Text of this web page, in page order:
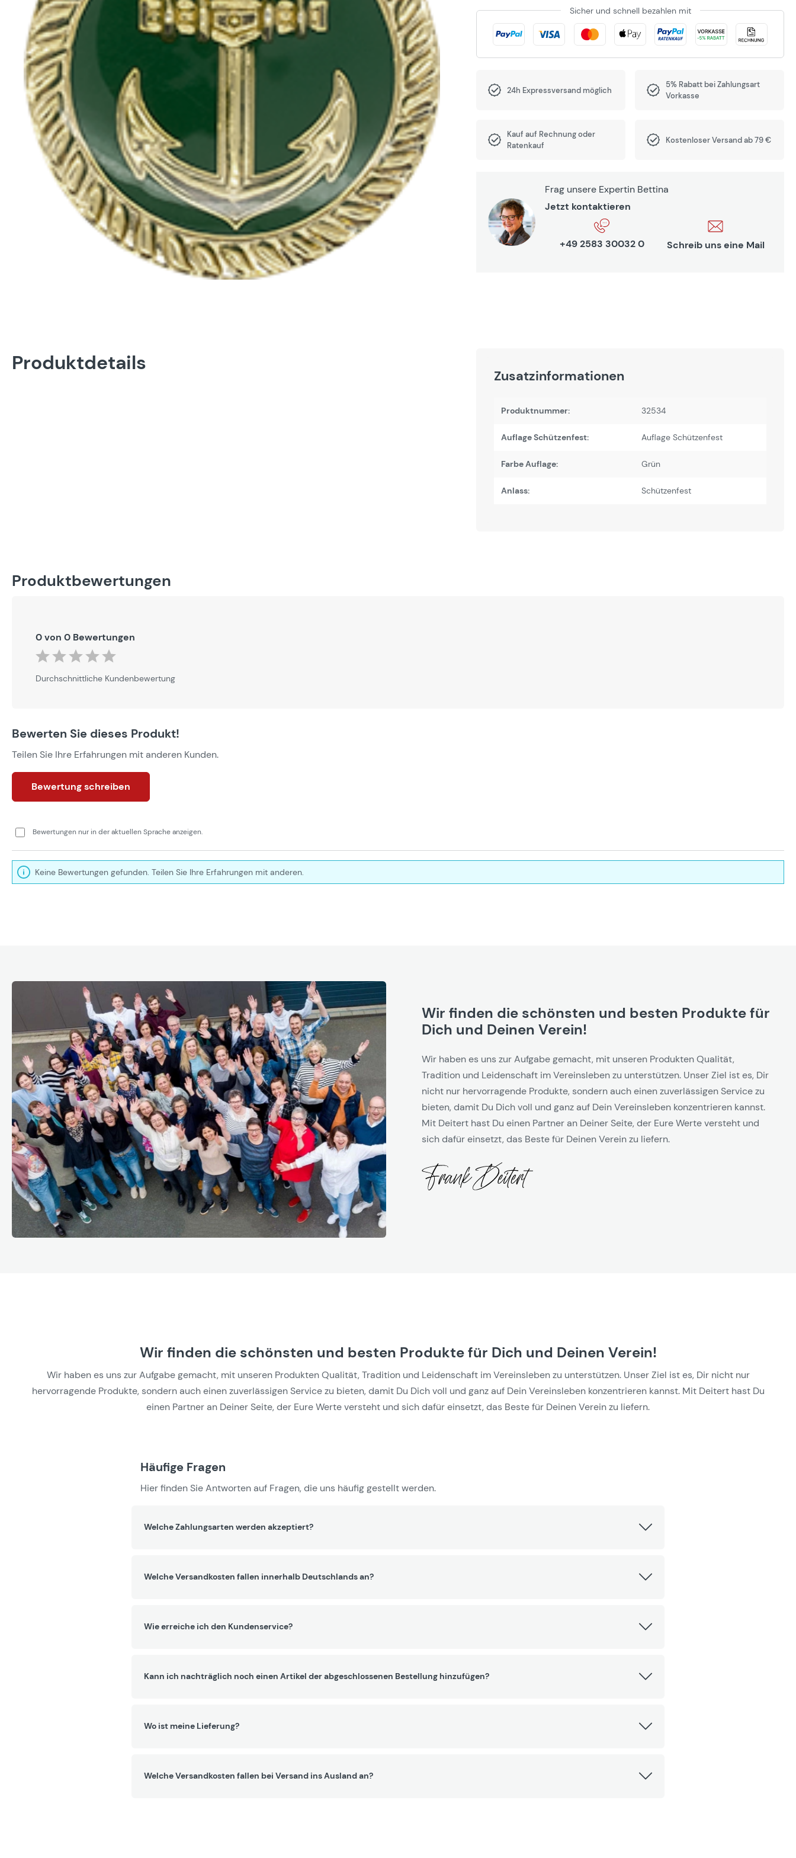
Sicher und schnell bezahlen mit
24h Expressversand möglich
5% Rabatt bei Zahlungsart
Vorkasse
Kauf auf Rechnung oder
Ratenkauf
Kostenloser Versand ab 79 €
Frag unsere Expertin Bettina
Jetzt kontaktieren
+49 2583 30032 0 Schreib uns eine Mail
Produktdetails
Zusatzinformationen
Produktnummer: 32534
Auflage Schützenfest: Auflage Schützenfest
Farbe Auflage: Grün
Anlass: Schützenfest
Produktbewertungen
0 von 0 Bewertungen
Durchschnittliche Bewertung von 0 von 5 Sternen
Durchschnittliche Kundenbewertung
Bewerten Sie dieses Produkt!
Teilen Sie Ihre Erfahrungen mit anderen Kunden.
Bewertung schreiben
Bewertungen nur in der aktuellen Sprache anzeigen.
Keine Bewertungen gefunden. Teilen Sie Ihre Erfahrungen mit anderen.
Wir finden die schönsten und besten Produkte für
Dich und Deinen Verein!
Wir haben es uns zur Aufgabe gemacht, mit unseren Produkten Qualität,
Tradition und Leidenschaft im Vereinsleben zu unterstützen. Unser Ziel ist es, Dir
nicht nur hervorragende Produkte, sondern auch einen zuverlässigen Service zu
bieten, damit Du Dich voll und ganz auf Dein Vereinsleben konzentrieren kannst.
Mit Deitert hast Du einen Partner an Deiner Seite, der Eure Werte versteht und
sich dafür einsetzt, das Beste für Deinen Verein zu liefern.
Wir finden die schönsten und besten Produkte für Dich und Deinen Verein!
Wir haben es uns zur Aufgabe gemacht, mit unseren Produkten Qualität, Tradition und Leidenschaft im Vereinsleben zu unterstützen. Unser Ziel ist es, Dir nicht nur
hervorragende Produkte, sondern auch einen zuverlässigen Service zu bieten, damit Du Dich voll und ganz auf Dein Vereinsleben konzentrieren kannst. Mit Deitert hast Du
einen Partner an Deiner Seite, der Eure Werte versteht und sich dafür einsetzt, das Beste für Deinen Verein zu liefern.
Häufige Fragen
Hier finden Sie Antworten auf Fragen, die uns häufig gestellt werden.
Welche Zahlungsarten werden akzeptiert?
Welche Versandkosten fallen innerhalb Deutschlands an?
Wie erreiche ich den Kundenservice?
Kann ich nachträglich noch einen Artikel der abgeschlossenen Bestellung hinzufügen?
Wo ist meine Lieferung?
Welche Versandkosten fallen bei Versand ins Ausland an?